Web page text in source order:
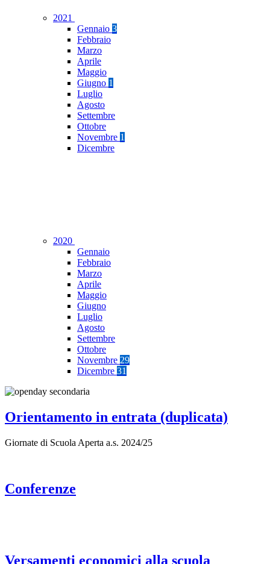
2021
Gennaio 3
Febbraio
Marzo
Aprile
Maggio
Giugno 1
Luglio
Agosto
Settembre
Ottobre
Novembre 1
Dicembre
2020
Gennaio
Febbraio
Marzo
Aprile
Maggio
Giugno
Luglio
Agosto
Settembre
Ottobre
Novembre 29
Dicembre 31
Orientamento in entrata (duplicata)
Giornate di Scuola Aperta a.s. 2024/25
Conferenze
Versamenti economici alla scuola